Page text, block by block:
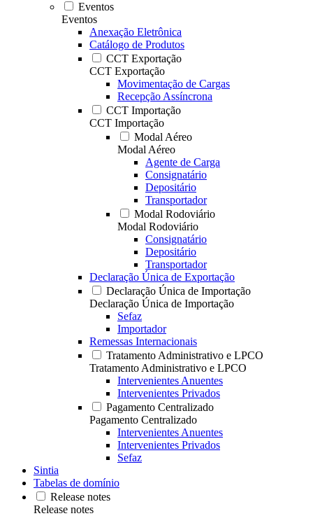
Eventos
Eventos
Anexação Eletrônica
Catálogo de Produtos
CCT Exportação
CCT Exportação
Movimentação de Cargas
Recepção Assíncrona
CCT Importação
CCT Importação
Modal Aéreo
Modal Aéreo
Agente de Carga
Consignatário
Depositário
Transportador
Modal Rodoviário
Modal Rodoviário
Consignatário
Depositário
Transportador
Declaração Única de Exportação
Declaração Única de Importação
Declaração Única de Importação
Sefaz
Importador
Remessas Internacionais
Tratamento Administrativo e LPCO
Tratamento Administrativo e LPCO
Intervenientes Anuentes
Intervenientes Privados
Pagamento Centralizado
Pagamento Centralizado
Intervenientes Anuentes
Intervenientes Privados
Sefaz
Sintia
Tabelas de domínio
Release notes
Release notes